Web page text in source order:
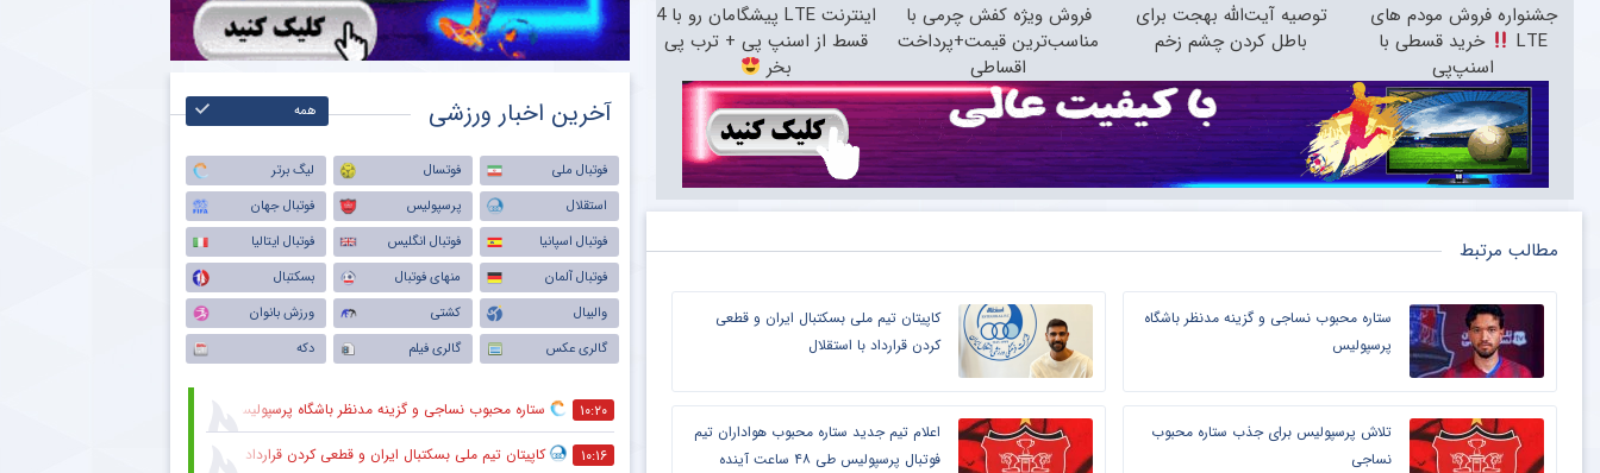
جشنواره فروش مودم های
LTE
خرید قسطی با
اسنپ‌پی
توصیه آیت‌الله بهجت برای
باطل کردن چشم زخم
فروش ویژه کفش چرمی با
مناسب‌ترین قیمت+پرداخت
اقساطی
اینترنت LTE پیشگامان رو با 4
قسط از اسنپ پی + ترب پی
بخر
مطالب مرتبط
ستاره محبوب نساجی و گزینه مدنظر باشگاه
پرسپولیس
کاپیتان تیم ملی بسکتبال ایران و قطعی
کردن قرارداد با استقلال
تلاش پرسپولیس برای جذب ستاره محبوب
نساجی
اعلام تیم جدید ستاره محبوب هواداران تیم
فوتبال پرسپولیس طی ۴۸ ساعت آینده
آخرین اخبار ورزشی همه
فوتبال ملی فوتسال
لیگ برتر
استقلال
پرسپولیس
فوتبال جهان
فوتبال اسپانیا
فوتبال انگلیس
فوتبال ایتالیا
فوتبال آلمان
منهای فوتبال
بسکتبال
والیبال
کشتی
ورزش بانوان
گالری عکس
گالری فیلم دکه
۱۰:۲۰ ستاره محبوب نساجی و گزینه مدنظر باشگاه پرسپولیس
۱۰:۱۶ کاپیتان تیم ملی بسکتبال ایران و قطعی کردن قرارداد با استقلال